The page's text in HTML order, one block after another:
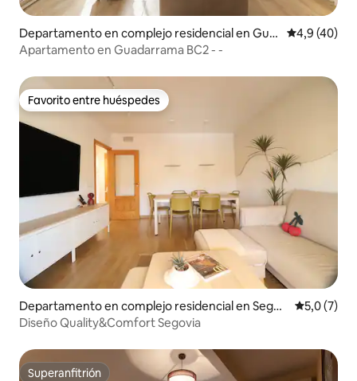
Departamento en complejo residencial en Gua
darrama
Calificación
4,9 (40)
Apartamento en Guadarrama BC2 - -
Favorito entre huéspedes
Favorito entre huéspedes
Departamento en complejo residencial en Segov
ia
5,0 (7)
Diseño Quality&Comfort Segovia
Superanfitrión